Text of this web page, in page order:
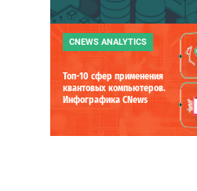
CNEWS ANALYTICS
Топ-10 сфер применения
квантовых компьютеров.
Инфографика CNews